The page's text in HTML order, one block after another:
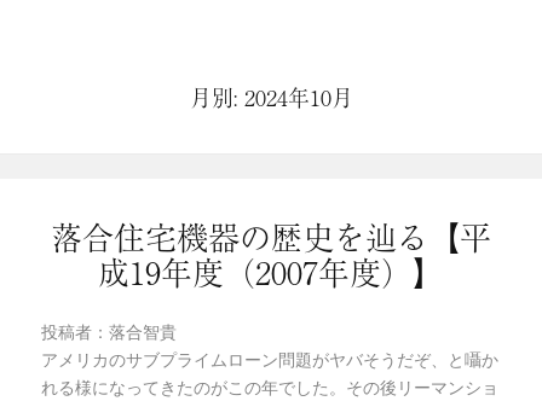
月別: 2024年10月
落合住宅機器の歴史を辿る【平
成19年度（2007年度）】
投稿者：落合智貴
アメリカのサブプライムローン問題がヤバそうだぞ、と囁か
れる様になってきたのがこの年でした。その後リーマンショ